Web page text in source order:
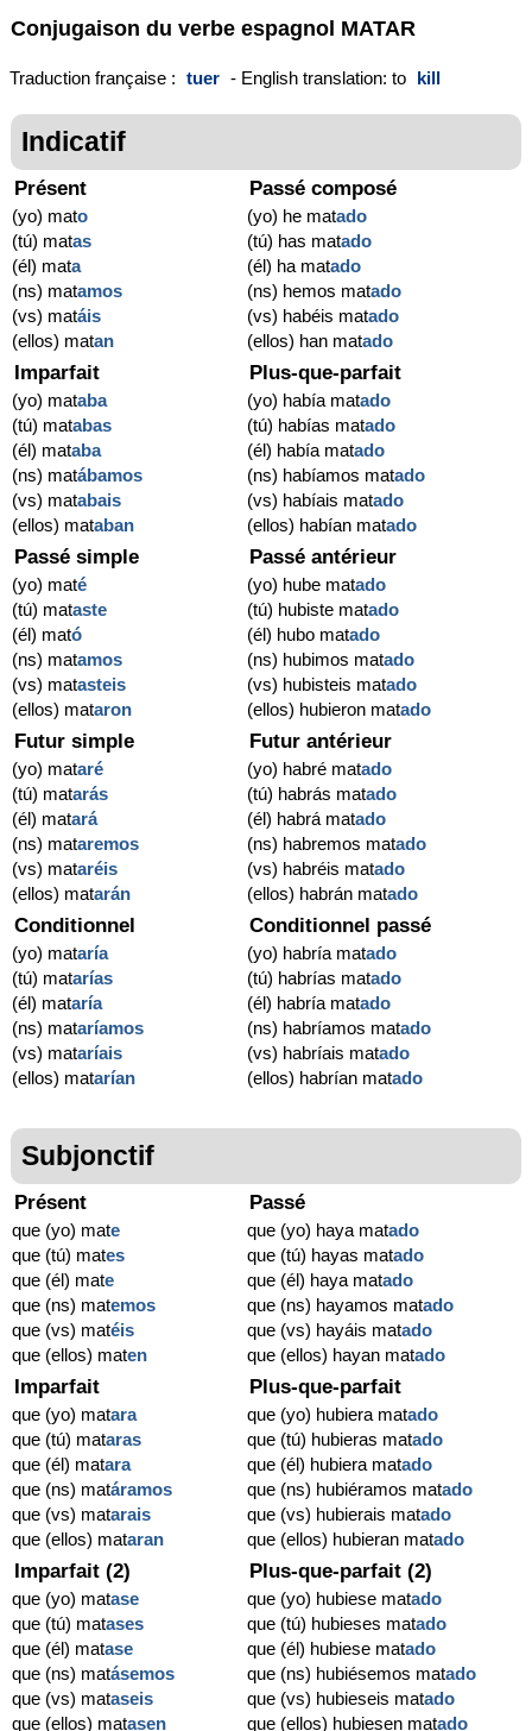
Conjugaison du verbe espagnol MATAR
Traduction française : tuer - English translation: to kill
Indicatif
Présent
(yo) mato
(tú) matas
(él) mata
(ns) matamos
(vs) matáis
(ellos) matan
Passé composé
(yo) he matado
(tú) has matado
(él) ha matado
(ns) hemos matado
(vs) habéis matado
(ellos) han matado
Imparfait
(yo) mataba
(tú) matabas
(él) mataba
(ns) matábamos
(vs) matabais
(ellos) mataban
Plus-que-parfait
(yo) había matado
(tú) habías matado
(él) había matado
(ns) habíamos matado
(vs) habíais matado
(ellos) habían matado
Passé simple
(yo) maté
(tú) mataste
(él) mató
(ns) matamos
(vs) matasteis
(ellos) mataron
Passé antérieur
(yo) hube matado
(tú) hubiste matado
(él) hubo matado
(ns) hubimos matado
(vs) hubisteis matado
(ellos) hubieron matado
Futur simple
(yo) mataré
(tú) matarás
(él) matará
(ns) mataremos
(vs) mataréis
(ellos) matarán
Futur antérieur
(yo) habré matado
(tú) habrás matado
(él) habrá matado
(ns) habremos matado
(vs) habréis matado
(ellos) habrán matado
Conditionnel
(yo) mataría
(tú) matarías
(él) mataría
(ns) mataríamos
(vs) mataríais
(ellos) matarían
Conditionnel passé
(yo) habría matado
(tú) habrías matado
(él) habría matado
(ns) habríamos matado
(vs) habríais matado
(ellos) habrían matado
Subjonctif
Présent
que (yo) mate
que (tú) mates
que (él) mate
que (ns) matemos
que (vs) matéis
que (ellos) maten
Passé
que (yo) haya matado
que (tú) hayas matado
que (él) haya matado
que (ns) hayamos matado
que (vs) hayáis matado
que (ellos) hayan matado
Imparfait
que (yo) matara
que (tú) mataras
que (él) matara
que (ns) matáramos
que (vs) matarais
que (ellos) mataran
Plus-que-parfait
que (yo) hubiera matado
que (tú) hubieras matado
que (él) hubiera matado
que (ns) hubiéramos matado
que (vs) hubierais matado
que (ellos) hubieran matado
Imparfait (2)
que (yo) matase
que (tú) matases
que (él) matase
que (ns) matásemos
que (vs) mataseis
que (ellos) matasen
Plus-que-parfait (2)
que (yo) hubiese matado
que (tú) hubieses matado
que (él) hubiese matado
que (ns) hubiésemos matado
que (vs) hubieseis matado
que (ellos) hubiesen matado